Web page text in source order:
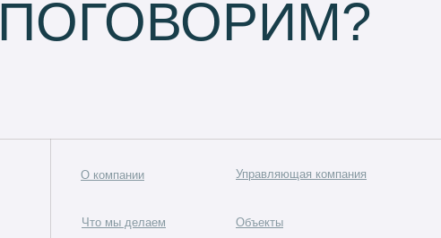
О компании
Объекты
Что мы делаем
Управляющая компания
ПОГОВОРИМ?